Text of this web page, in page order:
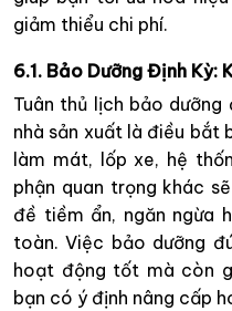
giảm thiểu chi phí.
6.1. Bảo Dưỡng Định Kỳ:
Tuân thủ lịch bảo
nhà sản xuất là điều bắt
làm mát, lốp xe, hệ
phận quan trọng khác
đề tiềm ẩn, ngăn ngừa
toàn. Việc bảo dưỡng
hoạt động tốt mà còn
bạn có ý định nâng cấp